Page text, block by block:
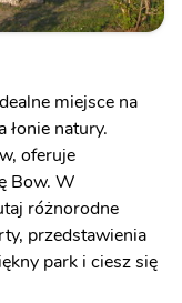
miejsce na
łonie natury.
oferuje
Bow. W
różnorodne
przedstawienia
park i ciesz się